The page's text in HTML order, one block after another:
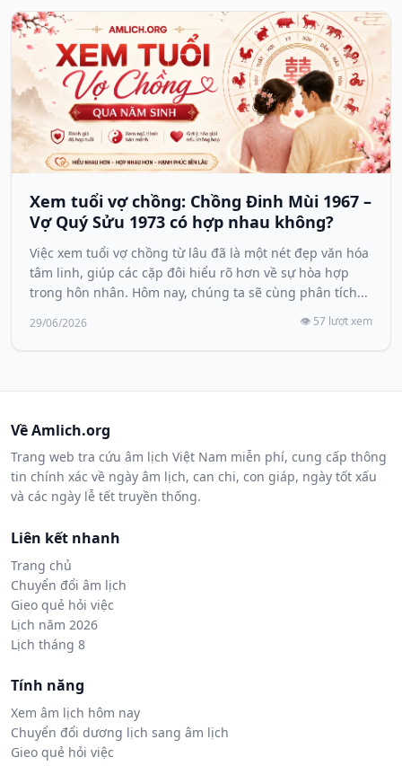
Xem tuổi vợ chồng: Chồng Đinh Mùi 1967 –
Vợ Quý Sửu 1973 có hợp nhau không?
Việc xem tuổi vợ chồng từ lâu đã là một nét đẹp văn hóa
tâm linh, giúp các cặp đôi hiểu rõ hơn về sự hòa hợp
trong hôn nhân. Hôm nay, chúng ta sẽ cùng phân tích...
29/06/2026 👁️ 57 lượt xem
Về Amlich.org
Trang web tra cứu âm lịch Việt Nam miễn phí, cung cấp thông
tin chính xác về ngày âm lịch, can chi, con giáp, ngày tốt xấu
và các ngày lễ tết truyền thống.
Liên kết nhanh
Trang chủ
Chuyển đổi âm lịch
Gieo quẻ hỏi việc
Lịch năm 2026
Lịch tháng 8
Tính năng
Xem âm lịch hôm nay
Chuyển đổi dương lịch sang âm lịch
Gieo quẻ hỏi việc